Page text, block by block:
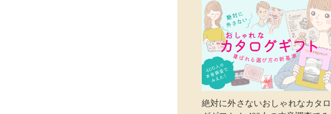
絶対に外さないおしゃれなカタロ